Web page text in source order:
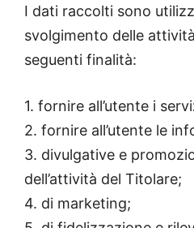
I dati raccolti sono
svolgimento delle
seguenti finalità:
1. fornire all’utente i
2. fornire all’utente le
3. divulgative e
dell’attività del Titolare;
4. di marketing;